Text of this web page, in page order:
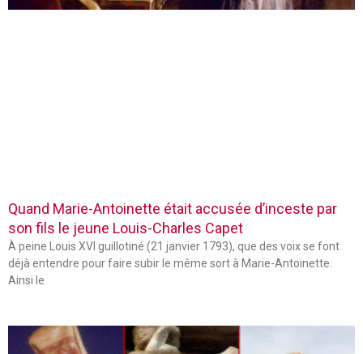
Quand Marie-Antoinette était accusée d’inceste par
son fils le jeune Louis-Charles Capet
À peine Louis XVI guillotiné (21 janvier 1793), que des voix se font
déjà entendre pour faire subir le même sort à Marie-Antoinette.
Ainsi le